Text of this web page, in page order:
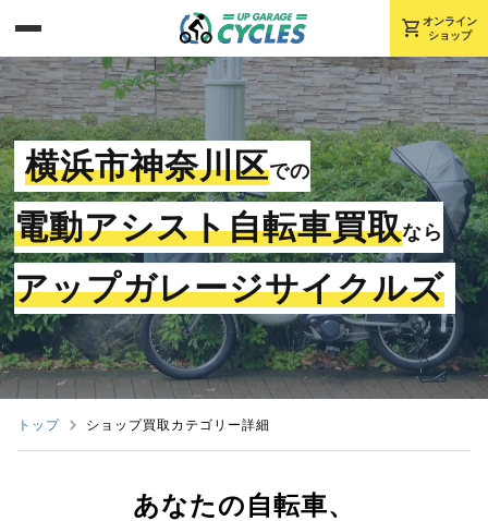
shopping_cart オンライン
ショップ
横浜市神奈川区での
電動アシスト自転車買取なら
アップガレージサイクルズ
トップ ショップ買取カテゴリー詳細
あなたの自転車、